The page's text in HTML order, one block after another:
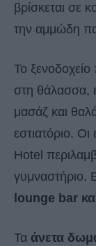
βρίσκεται σε
την αμμώδη
Το ξενοδοχείο
στη θάλασσα,
μασάζ και
εστιατόριο.
Hotel
γυμναστήριο.
lounge bar
Τα άνετα